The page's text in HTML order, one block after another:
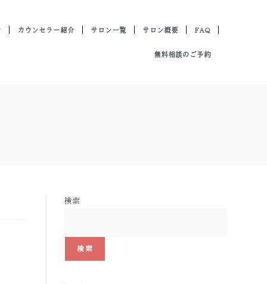
カウンセラー紹介 サロン一覧 サロン概要 FAQ
無料相談のご予約
検索
検索